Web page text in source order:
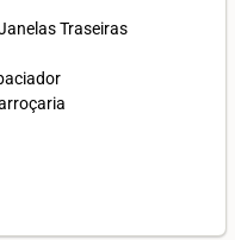
Traseiras